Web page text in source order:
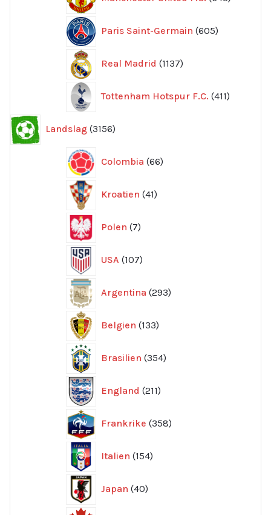
Paris Saint-Germain 605
produkter
Real Madrid 1137
produkter
Tottenham Hotspur F.C. 411
produkter
Landslag 3156
produkter
Colombia 66
produkter
Kroatien 41
produkter
Polen 7
produkter
USA 107
produkter
Argentina 293
produkter
Belgien 133
produkter
Brasilien 354
produkter
England 211
produkter
Frankrike 358
produkter
Italien 154
produkter
Japan 40
produkter